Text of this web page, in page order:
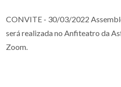
CONVITE - 30/03/2022
será realizada no Anfiteatro da
Zoom.